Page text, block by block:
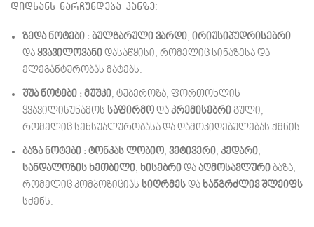
დიდხანს ნარჩუნდება კანზე:
ზედა ნოტები : ბულგარული ვარდი, ირიუსიპუდრისებრი
და ყვავილოვანი დასაწყისი, რომელიც სინაზესა და
ელეგანტურობას მატებს.
შუა ნოტები : მუშკი, ტუბეროზა, ფორთოხლის
ყვავილისუნამოს საფირმო და კრემისებრი გული,
რომელიც სენსუალურობასა და დამოკიდებულებას ქმნის.
ბაზა ნოტები : ტონკას ლობიო, ვეტივერი, კედარი,
სანდალოზის ხეთბილი, ხისებრი და აღმოსავლური ბაზა,
რომელიც კომპოზიციას სიღრმეს და ხანგრძლივ შლეიფს
სძენს.